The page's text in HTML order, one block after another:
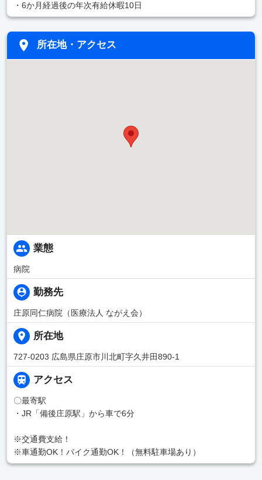
・6か月経過後の年次有給休暇10日
所在地・アクセス
業態
病院
勤務先
庄原同仁病院（医療法人 ながえ会）
所在地
727-0203 広島県庄原市川北町字久井田890-1
アクセス
〇最寄駅
・JR「備後庄原駅」から車で6分
※交通費支給！
※車通勤OK！バイク通勤OK！（無料駐車場あり）